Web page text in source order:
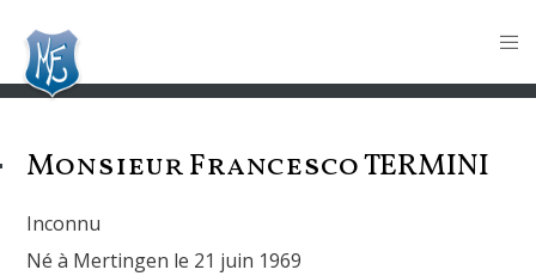
Monsieur FrancescoTERMINI
Inconnu
Né à Mertingen le 21 juin 1969